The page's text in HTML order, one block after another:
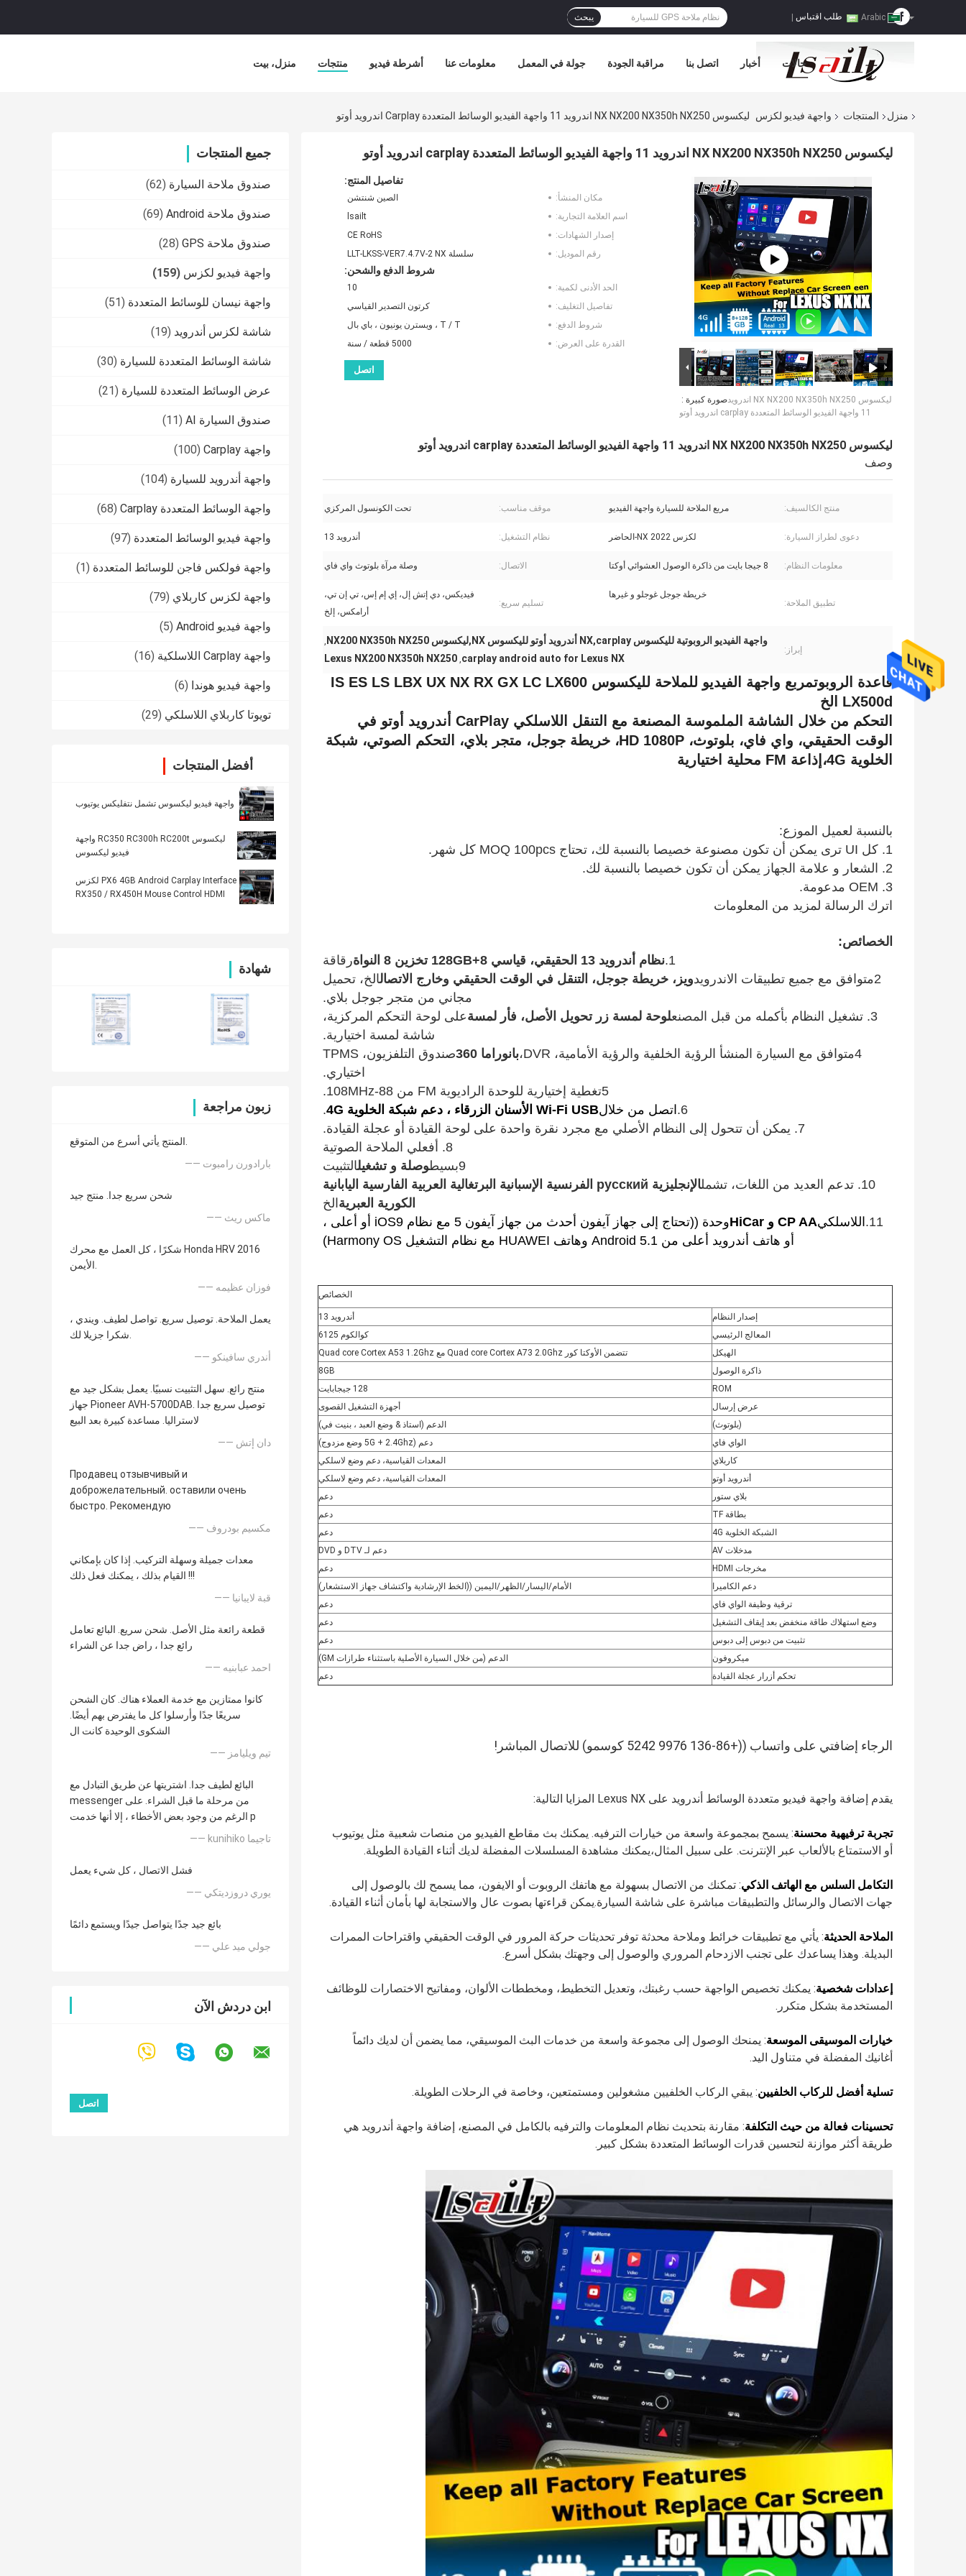
طلب اقتباس يبحث
منزل، بيت منتجات أشرطة فيديو معلومات عنا جولة في المعمل مراقبة الجودة اتصل بنا أخبار حالات
منزل المنتجات واجهة فيديو لكزس ليكسوس NX NX200 NX350h NX250 اندرويد 11 واجهة الفيديو الوسائط المتعددة Carplay اندرويد أوتو
جميع المنتجات
صندوق ملاحة السيارة (62)
صندوق ملاحة Android (69)
صندوق ملاحة GPS (28)
واجهة فيديو لكزس (159)
واجهة نيسان للوسائط المتعددة (51)
شاشة لكزس أندرويد (19)
شاشة الوسائط المتعددة للسيارة (30)
عرض الوسائط المتعددة للسيارة (21)
صندوق السيارة AI (11)
واجهة Carplay (100)
واجهة أندرويد للسيارة (104)
واجهة الوسائط المتعددة Carplay (68)
واجهة فيديو الوسائط المتعددة (97)
واجهة فولكس فاجن للوسائط المتعددة (1)
واجهة لكزس كاربلاي (79)
واجهة فيديو Android (5)
واجهة Carplay اللاسلكية (16)
واجهة فيديو هوندا (6)
تويوتا كاربلاي اللاسلكي (29)
أفضل المنتجات
واجهة فيديو ليكسوس تشمل نتفليكس يوتيوب
ليكسوس RC350 RC300h RC200t واجهة
فيديو ليكسوس
PX6 4GB Android Carplay Interface لكزس
RX350 / RX450H Mouse Control HDMI
شهادة
زبون مراجعة
المنتج يأتي أسرع من المتوقع.
—— بارادورن رامبوت
شحن سريع جدا. منتج جيد
—— ماكس ريث
شكرًا ، كل العمل مع محرك Honda HRV 2016
الأيمن.
—— فوزان عظيمه
يعمل الملاحة. توصيل سريع. تواصل لطيف. ويندي ،
شكرا جزيلا لك.
—— أندري سافينكو
منتج رائع. سهل التثبيت نسبيًا. يعمل بشكل جيد مع
جهاز Pioneer AVH-5700DAB. توصيل سريع جدا
لاستراليا. مساعدة كبيرة بعد البيع
—— دان إتش
Продавец отзывчивый и
доброжелательный. оставили очень
быстро. Рекомендую
—— مكسيم بودروف
معدات جميلة وسهلة التركيب. إذا كان بإمكاني
القيام بذلك ، يمكنك فعل ذلك !!!
—— قبة لايبانيا
قطعة رائعة مثل الأصل. شحن سريع. البائع تعامل
رائع جدا ، راض جدا عن الشراء
—— احمد عبابنيه
كانوا ممتازين مع خدمة العملاء هناك. كان الشحن
سريعًا جدًا وأرسلوا كل ما يفترض بهم أيضًا.
الشكوى الوحيدة كانت ال
—— تيم ويليامز
البائع لطيف جدا. اشتريتها عن طريق التبادل مع
messenger من مرحلة ما قبل الشراء. على
الرغم من وجود بعض الأخطاء ، إلا أنها خدمت p
—— kunihiko تاجيما
فشل الاتصال ، كل شيء يعمل
—— يوري دروزديتكي
بائع جيد جدًا يتواصل جيدًا ويستمع دائمًا
—— جولي ميد علي
ابن دردش الآن
ليكسوس NX NX200 NX350h NX250 اندرويد 11 واجهة الفيديو الوسائط المتعددة carplay اندرويد أوتو
صورة كبيرة :ليكسوس NX NX200 NX350h NX250 اندرويد
11 واجهة الفيديو الوسائط المتعددة carplay اندرويد أوتو
تفاصيل المنتج:
مكان المنشأ:
الصين شنتشن
اسم العلامة التجارية:
lsailt
إصدار الشهادات:
CE RoHS
رقم الموديل:
سلسلة LLT-LKSS-VER7.4.7V-2 NX
شروط الدفع والشحن:
الحد الأدنى لكمية:
10
تفاصيل التغليف:
كرتون التصدير القياسي
شروط الدفع:
T / T ، ويسترن يونيون ، باي بال
القدرة على العرض:
5000 قطعة / سنة
اتصل
ليكسوس NX NX200 NX350h NX250 اندرويد 11 واجهة الفيديو الوسائط المتعددة carplay اندرويد أوتو
وصف
منتج الكالسيف: مربع الملاحة للسيارة واجهة الفيديو موقف مناسب: تحت الكونسول المركزي
دعوى لطراز السيارة: لكزس NX 2022-الحاضر نظام التشغيل: أندرويد 13
معلومات النظام: 8 جيجا بايت من ذاكرة الوصول العشوائي أوكتا الاتصال: وصلة مرآة بلوتوث واي فاي
تطبيق الملاحة:
خريطة جوجل غوجلو و غيرها
تسليم سريع:
فيديكس، دي إتش إل، إي إم إس، تي إن تي،
أرامكس، إلخ
إبراز:
واجهة الفيديو الروبوتية لليكسوس NX,carplay أندرويد أوتو لليكسوس NX,ليكسوس NX200 NX350h NX250 ,
carplay android auto for Lexus NX
,
Lexus NX200 NX350h NX250
قاعدة الروبوت
مربع واجهة الفيديو للملاحة لليكسوس IS ES LS LBX UX NX RX GX LC LX600
LX500d الخ
التحكم من خلال الشاشة الملموسة المصنعة مع التنقل اللاسلكي CarPlay أندرويد أوتو في
الوقت الحقيقي، واي فاي، بلوتوث، HD 1080P، خريطة جوجل، متجر بلاي، التحكم الصوتي، شبكة
الخلوية 4G،إذاعة FM محلية اختيارية
بالنسبة لعميل الموزع:
1. كل UI ترى يمكن أن تكون مصنوعة خصيصا بالنسبة لك، تحتاج MOQ 100pcs كل شهر.
2. الشعار و علامة الجهاز يمكن أن تكون خصيصا بالنسبة لك.
3. OEM مدعومة.
اترك الرسالة لمزيد من المعلومات
الخصائص:
1. نظام أندرويد 13 الحقيقي، قياسي 8+128GB تخزين 8 النواة
رقاقة
2متوافق مع جميع تطبيقات الاندرويد
ويز، خريطة جوجل، التنقل في الوقت الحقيقي وخارج الاتصالالخ، تحميل
مجاني من متجر جوجل بلاي.
3. تشغيل النظام بأكمله من قبل المصنع
لوحة لمسة زر تحويل الأصل، فأر لمسةعلى لوحة التحكم المركزية،
شاشة لمسة اختيارية.
4متوافق مع السيارة المنشأ الرؤية الخلفية والرؤية الأمامية، DVR،
بانوراما 360
صندوق التلفزيون، TPMS
اختياري.
5تغطية إختيارية للوحدة الراديوية FM من 88-108MHz.
6. اتصل من خلالWi-Fi USB الأسنان الزرقاء ، دعم شبكة الخلوية 4G
.
7. يمكن أن تتحول إلى النظام الأصلي مع مجرد نقرة واحدة على لوحة القيادة أو عجلة القيادة.
8. أفعلي الملاحة الصوتية
9بسيط
وصلة و تشغيلالتثبيت
10. تدعم العديد من اللغات، تشمل
الإنجليزية русский الفرنسية الإسبانية البرتغالية العربية الفارسية اليابانية
الكورية العبرية الخ
11. اللاسلكيCP AA و HiCar
وحدة ((تحتاج إلى جهاز آيفون أحدث من جهاز آيفون 5 مع نظام iOS9 أو أعلى ،
أو هاتف أندرويد أعلى من Android 5.1 وهاتف HUAWEI مع نظام التشغيل Harmony OS)
الخصائص
إصدار النظام
أندرويد 13
المعالج الرئيسي
كوالكوم 6125
الهيكل
تتضمن الأوكتا كور Quad core Cortex A73 2.0Ghz مع Quad core Cortex A53 1.2Ghz
ذاكرة الوصول
8GB
ROM
128 جيجابايت
عرض إرسال
أجهزة التشغيل القصوى
(بلوتوث)
الدعم (استاذ & وضع العبد ، بنيت في)
الواي فاي
دعم (5G + 2.4Ghz وضع مزدوج)
كاربلاي
المعدات القياسية، دعم وضع لاسلكي
أندرويد أوتو
المعدات القياسية، دعم وضع لاسلكي
بلاي ستور
دعم
بطاقة TF
دعم
الشبكة الخلوية 4G
دعم
مدخلات AV
دعم لـ DTV و DVD
مخرجات HDMI
دعم
دعم الكاميرا
الأمام/اليسار/الظهر/اليمين ((الخط الإرشادية واكتشاف جهاز الاستشعار)
ترقية وظيفة الواي فاي
دعم
وضع استهلاك طاقة منخفض بعد إيقاف التشغيل
دعم
تثبيت من دبوس إلى دبوس
دعم
ميكروفون
الدعم (من خلال السيارة الأصلية باستثناء طرازات GM)
تحكم أزرار عجلة القيادة
دعم
الرجاء إضافتي على واتساب ((+86-136 9976 5242 كوسمو) للاتصال المباشر!
يقدم إضافة واجهة فيديو متعددة الوسائط أندرويد على Lexus NX المزايا التالية:
تجربة ترفيهية محسنة: يسمح بمجموعة واسعة من خيارات الترفيه. يمكنك بث مقاطع الفيديو من منصات شعبية مثل يوتيوب
أو الاستمتاع بالألعاب عبر الإنترنت. على سبيل المثال،يمكنك مشاهدة المسلسلات المفضلة لديك أثناء القيادة الطويلة.
التكامل السلس مع الهاتف الذكي: تمكنك من الاتصال بسهولة مع هاتفك الروبوت أو الايفون، مما يسمح لك بالوصول إلى
جهات الاتصال والرسائل والتطبيقات مباشرة على شاشة السيارة.يمكن قراءتها بصوت عال والاستجابة لها بأمان أثناء القيادة.
الملاحة الحديثة: يأتي مع تطبيقات خرائط وملاحة محدثة توفر تحديثات حركة المرور في الوقت الحقيقي واقتراحات الممرات
البديلة. وهذا يساعدك على تجنب الازدحام المروري والوصول إلى وجهتك بشكل أسرع.
إعدادات شخصية: يمكنك تخصيص الواجهة حسب رغبتك، وتعديل التخطيط، ومخططات الألوان، ومفاتيح الاختصارات للوظائف
المستخدمة بشكل متكرر.
خيارات الموسيقى الموسعة: يمنحك الوصول إلى مجموعة واسعة من خدمات البث الموسيقي، مما يضمن أن لديك دائماً
أغانيك المفضلة في متناول اليد.
تسلية أفضل للركاب الخلفيين: يبقي الركاب الخلفيين مشغولين ومستمتعين، وخاصة في الرحلات الطويلة.
تحسينات فعالة من حيث التكلفة: مقارنة بتحديث نظام المعلومات والترفيه بالكامل في المصنع، إضافة واجهة أندرويد هي
طريقة أكثر موازنة لتحسين قدرات الوسائط المتعددة بشكل كبير.